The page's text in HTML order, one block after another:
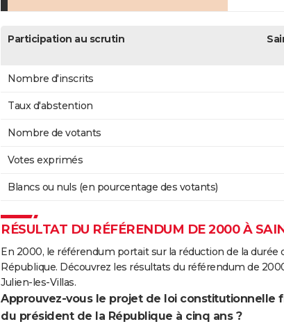
Participation au scrutin
Nombre d'inscrits
Taux d'abstention
Nombre de votants
Votes exprimés
Blancs ou nuls (en pourcentage des votants)
RÉSULTAT DU RÉFÉRENDUM DE 2000 À
En 2000, le référendum portait sur la réduction de la durée
République. Découvrez les résultats du référendum de
Julien-les-Villas.
Approuvez-vous le projet de loi constitutionnelle
du président de la République à cinq ans ?